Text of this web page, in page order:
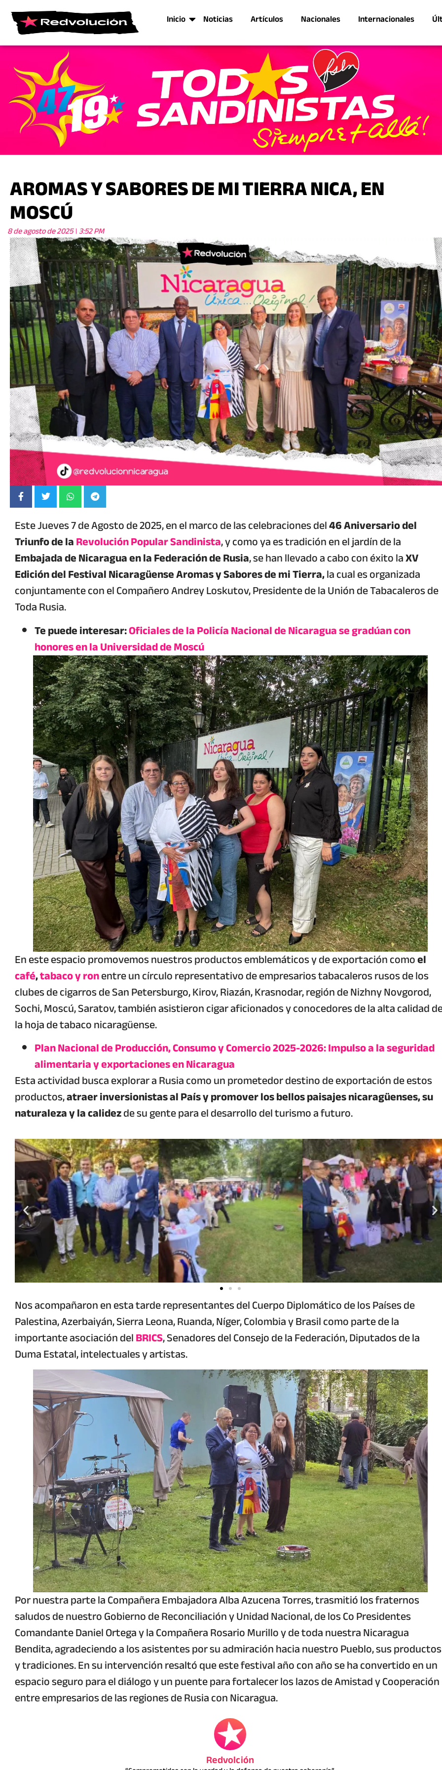
Inicio Noticias Artículos Nacionales Internacionales
AROMAS Y SABORES DE MI TIERRA NICA, EN
MOSCÚ
8 de agosto de 2025 3:52 PM
Este Jueves 7 de Agosto de 2025, en el marco de las celebraciones del46 Aniversario del
Triunfo de laRevolución Popular Sandinista, y como ya es tradición en el jardín de la
Embajada de Nicaragua en la Federación de Rusia, se han llevado a cabo con éxito laXV
Edición del Festival Nicaragüense Aromas y Sabores de mi Tierra,la cual es organizada
conjuntamente con el Compañero Andrey Loskutov, Presidente de la Unión de Tabacaleros de
Toda Rusia.
Te puede interesar:Oficiales de la Policía Nacional de Nicaragua se gradúan con
honores en la Universidad de Moscú
En este espacio promovemos nuestros productos emblemáticos y de exportación comoel
café,tabaco y ronentre un círculo representativo de empresarios tabacaleros rusos de los
clubes de cigarros de San Petersburgo, Kirov, Riazán, Krasnodar, región de Nizhny Novgorod,
Sochi, Moscú, Saratov, también asistieron cigar aficionados y conocedores de la alta calidad
la hoja de tabaco nicaragüense.
Plan Nacional de Producción, Consumo y Comercio 2025-2026: Impulso a la seguridad
alimentaria y exportaciones en Nicaragua
Esta actividad busca explorar a Rusia como un prometedor destino de exportación de estos
productos,atraer inversionistas al País y promover los bellos paisajes nicaragüenses, su
naturaleza y la calidezde su gente para el desarrollo del turismo a futuro.
Nos acompañaron en esta tarde representantes del Cuerpo Diplomático de los Países de
Palestina, Azerbaiyán, Sierra Leona, Ruanda, Níger, Colombia y Brasil como parte de la
importante asociación delBRICS, Senadores del Consejo de la Federación, Diputados de la
Duma Estatal, intelectuales y artistas.
Por nuestra parte la Compañera Embajadora Alba Azucena Torres, trasmitió los fraternos
saludos de nuestro Gobierno de Reconciliación y Unidad Nacional, de los Co Presidentes
Comandante Daniel Ortega y la Compañera Rosario Murillo y de toda nuestra Nicaragua
Bendita, agradeciendo a los asistentes por su admiración hacia nuestro Pueblo, sus productos
y tradiciones. En su intervención resaltó que este festival año con año se ha convertido en un
espacio seguro para el diálogo y un puente para fortalecer los lazos de Amistad y Cooperación
entre empresarios de las regiones de Rusia con Nicaragua.
Redvolción